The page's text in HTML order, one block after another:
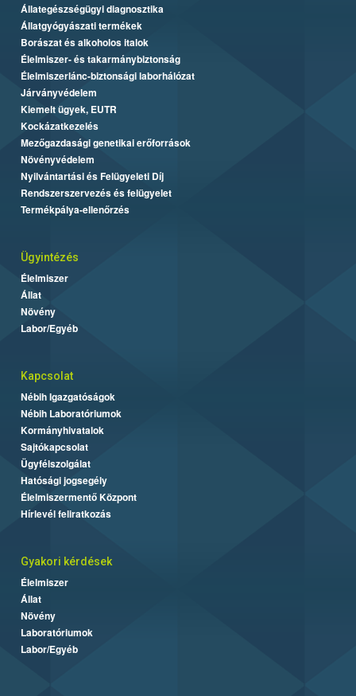
Állategészségügyi diagnosztika
Állatgyógyászati termékek
Borászat és alkoholos italok
Élelmiszer- és takarmánybiztonság
Élelmiszerlánc-biztonsági laborhálózat
Járványvédelem
Kiemelt ügyek, EUTR
Kockázatkezelés
Mezőgazdasági genetikai erőforrások
Növényvédelem
Nyilvántartási és Felügyeleti Díj
Rendszerszervezés és felügyelet
Termékpálya-ellenőrzés
Ügyintézés
Élelmiszer
Állat
Növény
Labor/Egyéb
Kapcsolat
Nébih Igazgatóságok
Nébih Laboratóriumok
Kormányhivatalok
Sajtókapcsolat
Ügyfélszolgálat
Hatósági jogsegély
Élelmiszermentő Központ
Hírlevél feliratkozás
Gyakori kérdések
Élelmiszer
Állat
Növény
Laboratóriumok
Labor/Egyéb